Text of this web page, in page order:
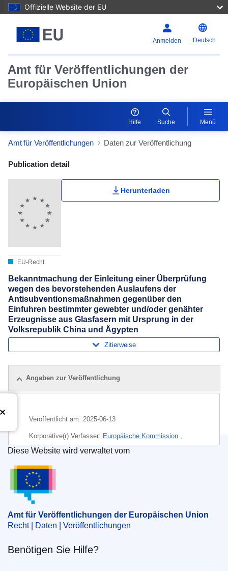
Offizielle Website der EU
Anmelden Deutsch
Amt für Veröffentlichungen der
Europäischen Union
Hilfe Suche Menü
Amt für Veröffentlichungen Daten zur Veröffentlichung
Publication Detail Actions Portlet
Publication detail
EU-Recht
Herunterladen
Bekanntmachung der Einleitung einer Überprüfung
wegen des bevorstehenden Auslaufens der
Antisubventionsmaßnahmen gegenüber den
Einfuhren bestimmter gewebter und/oder genähter
Erzeugnisse aus Glasfasern mit Ursprung in der
Volksrepublik China und Ägypten
Zitierweise
Angaben zur Veröffentlichung
Veröffentlicht am: 2025-06-13
Korporative(r) Verfasser: Europäische Kommission ,
Generaldirektion Handel und wirtschaftliche Sicherheit
Thema:
Glasfaser
CELEX : 52025XC03223
ELI :C/2025/3223/oj
OJ : C_202503223
IMMC : C(2025)3625/4110748
Amt für Veröffentlichungen der Europäischen
Diese Website wird verwaltet vom
Amt für Veröffentlichungen der Europäischen Union
Recht | Daten | Veröffentlichungen
Benötigen Sie Hilfe?